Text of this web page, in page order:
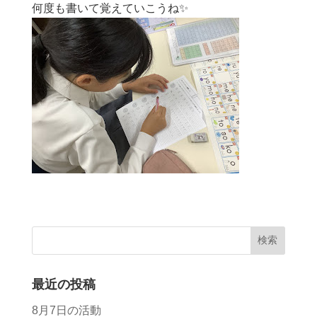
何度も書いて覚えていこうね✨
最近の投稿
8月7日の活動